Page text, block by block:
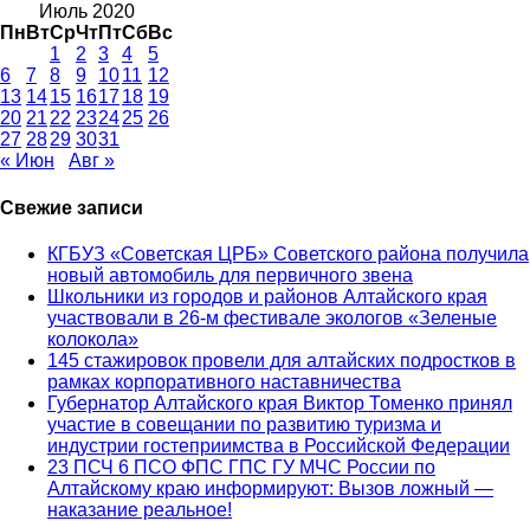
Июль 2020
Пн ВтСрЧтПтСбВс
1
2 3 4
5
6
7 8 9 1011 12
13 1415 161718 19
20 2122 232425 26
27 2829 3031
« Июн
Авг »
Свежие записи
КГБУЗ «Советская ЦРБ» Советского района получила
новый автомобиль для первичного звена
Школьники из городов и районов Алтайского края
участвовали в 26-м фестивале экологов «Зеленые
колокола»
145 стажировок провели для алтайских подростков в
рамках корпоративного наставничества
Губернатор Алтайского края Виктор Томенко принял
участие в совещании по развитию туризма и
индустрии гостеприимства в Российской Федерации
23 ПСЧ 6 ПСО ФПС ГПС ГУ МЧС России по
Алтайскому краю информируют: Вызов ложный —
наказание реальное!